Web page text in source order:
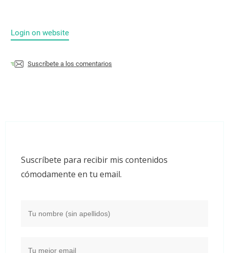
Login on website
Suscríbete a los comentarios
Suscríbete para recibir mis contenidos
cómodamente en tu email.